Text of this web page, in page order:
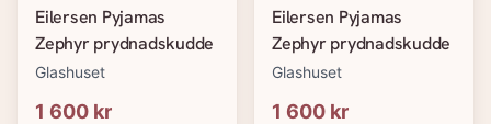
Eilersen Pyjamas
Zephyr prydnadskudde
Glashuset
1 600 kr
Eilersen Pyjamas
Zephyr prydnadskudde
Glashuset
1 600 kr